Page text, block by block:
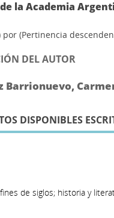
la Academia
por (Pertinencia
DEL AUTOR
Barrionuevo,
DISPONIBLES
de siglos; historia y